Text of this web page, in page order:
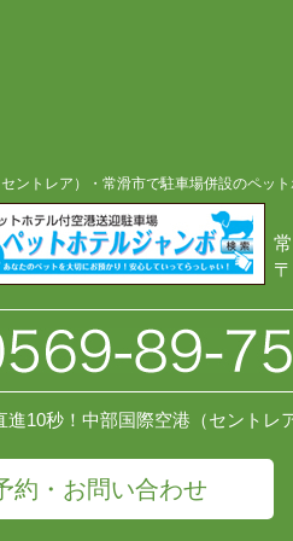
ントレア）・常滑市で駐車場併設のペッ
進10秒！中部国際空港（セントレ
約・お問い合わせ